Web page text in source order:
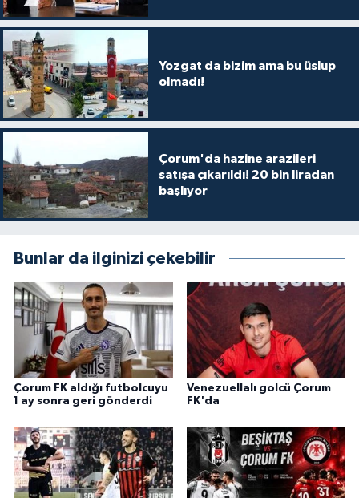
Yozgat da bizim ama bu üslup
olmadı!
Çorum'da hazine arazileri
satışa çıkarıldı! 20 bin liradan
başlıyor
Bunlar da ilginizi çekebilir
Çorum FK aldığı futbolcuyu
1 ay sonra geri gönderdi
Venezuellalı golcü Çorum
FK'da